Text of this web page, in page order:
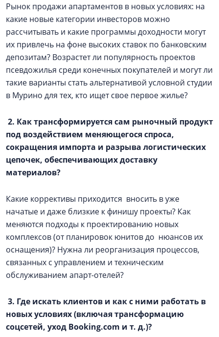
Рынок продажи апартаментов в новых условиях: на
какие новые категории инвесторов можно
рассчитывать и какие программы доходности могут
их привлечь на фоне высоких ставок по банковским
депозитам? Возрастет ли популярность проектов
псевдожилья среди конечных покупателей и могут ли
такие варианты стать альтернативой условной студии
в Мурино для тех, кто ищет свое первое жилье?
2. Как трансформируется сам рыночный продукт
под воздействием меняющегося спроса,
сокращения импорта и разрыва логистических
цепочек, обеспечивающих доставку
материалов?
Какие коррективы приходится вносить в уже
начатые и даже близкие к финишу проекты? Как
меняются подходы к проектированию новых
комплексов (от планировок юнитов до нюансов их
оснащения)? Нужна ли реорганизация процессов,
связанных с управлением и техническим
обслуживанием апарт-отелей?
3. Где искать клиентов и как с ними работать в
новых условиях (включая трансформацию
соцсетей, уход Booking.com и т. д.)?